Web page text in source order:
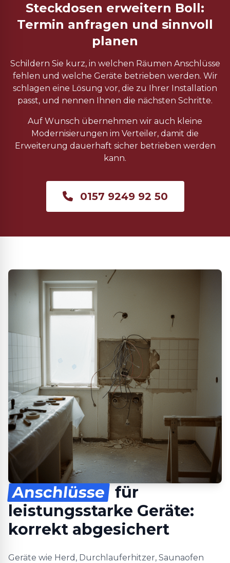
Steckdosen erweitern Boll:
Termin anfragen und sinnvoll
planen
Schildern Sie kurz, in welchen Räumen Anschlüsse
fehlen und welche Geräte betrieben werden. Wir
schlagen eine Lösung vor, die zu Ihrer Installation
passt, und nennen Ihnen die nächsten Schritte.
Auf Wunsch übernehmen wir auch kleine
Modernisierungen im Verteiler, damit die
Erweiterung dauerhaft sicher betrieben werden
kann.
0157 9249 92 50
Anschlüsse für
leistungsstarke Geräte:
korrekt abgesichert
Geräte wie Herd, Durchlauferhitzer, Saunaofen